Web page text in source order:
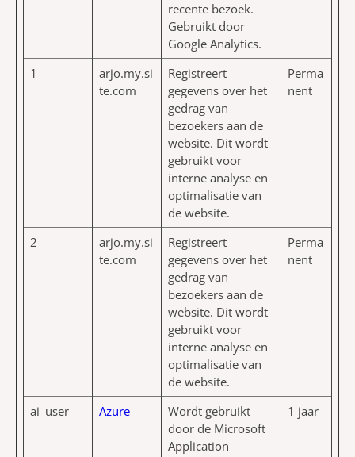
recente bezoek.
Gebruikt door
Google Analytics.
1
arjo.my.si
te.com
Registreert
gegevens over het
gedrag van
bezoekers aan de
website. Dit wordt
gebruikt voor
interne analyse en
optimalisatie van
de website.
Perma
nent
2
arjo.my.si
te.com
Registreert
gegevens over het
gedrag van
bezoekers aan de
website. Dit wordt
gebruikt voor
interne analyse en
optimalisatie van
de website.
Perma
nent
ai_user Azure
Wordt gebruikt
door de Microsoft
Application
1 jaar